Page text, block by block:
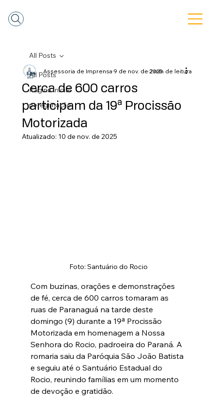
All Posts
Pagina Inicial
peregrinação
All Posts
Cerca de 600 carros
participam da 19ª Procissão
Motorizada
Assessoria de Imprensa9 de nov. de 20252 min de leitura
Atualizado: 10 de nov. de 2025
Foto: Santuário do Rocio
Com buzinas, orações e demonstrações
de fé, cerca de 600 carros tomaram as
ruas de Paranaguá na tarde deste
domingo (9) durante a 19ª Procissão
Motorizada em homenagem a Nossa
Senhora do Rocio, padroeira do Paraná. A
romaria saiu da Paróquia São João Batista
e seguiu até o Santuário Estadual do
Rocio, reunindo famílias em um momento
de devoção e gratidão.